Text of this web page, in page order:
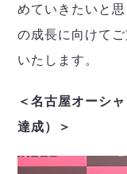
めていきたいと
の成長に向けて
いたします。
＜名古屋オーシ
達成）＞